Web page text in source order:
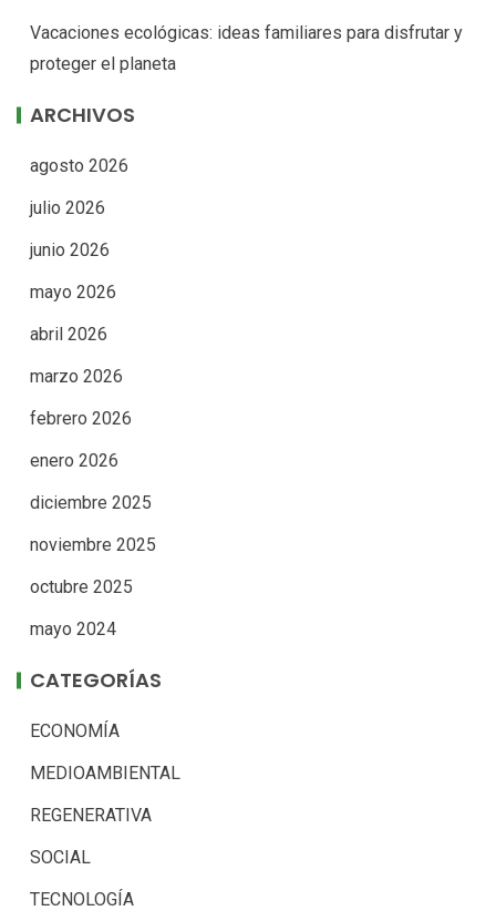
Vacaciones ecológicas: ideas familiares para disfrutar y
proteger el planeta
ARCHIVOS
agosto 2026
julio 2026
junio 2026
mayo 2026
abril 2026
marzo 2026
febrero 2026
enero 2026
diciembre 2025
noviembre 2025
octubre 2025
mayo 2024
CATEGORÍAS
ECONOMÍA
MEDIOAMBIENTAL
REGENERATIVA
SOCIAL
TECNOLOGÍA